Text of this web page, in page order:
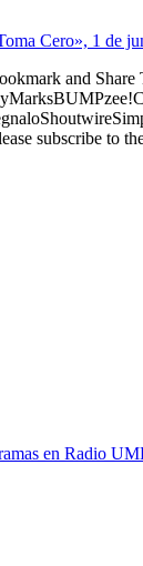
Cero», 1 de
and
subscribe to
en Radio